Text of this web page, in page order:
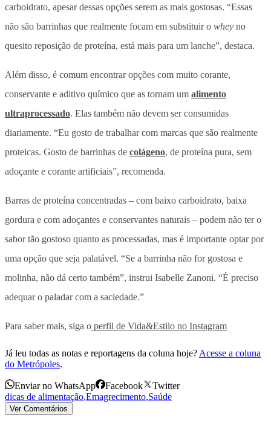
carboidrato, apesar dessas opções serem as mais gostosas. “Essas
não são barrinhas que realmente focam em substituir o whey no
quesito reposição de proteína, está mais para um lanche”, destaca.
Além disso, é comum encontrar opções com muito corante,
conservante e aditivo químico que as tornam um alimento
ultraprocessado. Elas também não devem ser consumidas
diariamente. “Eu gosto de trabalhar com marcas que são realmente
proteicas. Gosto de barrinhas de colágeno, de proteína pura, sem
adoçante e corante artificiais”, recomenda.
Barras de proteína concentradas – com baixo carboidrato, baixa
gordura e com adoçantes e conservantes naturais – podem não ter o
sabor tão gostoso quanto as processadas, mas é importante optar por
uma opção que seja palatável. “Se a barrinha não for gostosa e
molinha, não dá certo também”, instrui Isabelle Zanoni. “É preciso
adequar o paladar com a saciedade.”
Para saber mais, siga o perfil de Vida&Estilo no Instagram
Já leu todas as notas e reportagens da coluna hoje? Acesse a coluna
do Metrópoles.
Enviar no WhatsApp Facebook
Twitter
dicas de alimentação,Emagrecimento,Saúde
Ver Comentários